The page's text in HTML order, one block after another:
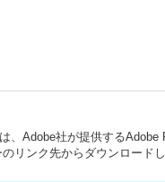
、Adobe社が提供するAdobe
リンク先からダウンロード